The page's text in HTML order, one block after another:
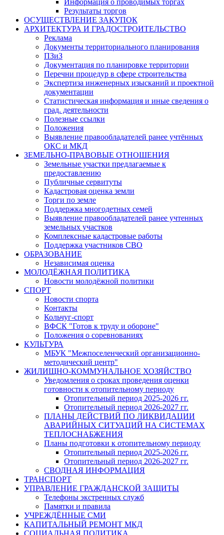
Информация о проводимых торгах
Результаты торгов
ОСУЩЕСТВЛЕНИЕ ЗАКУПОК
АРХИТЕКТУРА И ГРАДОСТРОИТЕЛЬСТВО
Реклама
Документы территориального планирования
ПЗиЗ
Документация по планировке территории
Перечни процедур в сфере строительства
Экспертиза инженерных изысканий и проектной
документации
Статистическая информация и иные сведения о
град. деятельности
Полезные ссылки
Положения
Выявление правообладателей ранее учтённых
ОКС и МКД
ЗЕМЕЛЬНО-ПРАВОВЫЕ ОТНОШЕНИЯ
Земельные участки предлагаемые к
предоставлению
Публичные сервитуты
Кадастровая оценка земли
Торги по земле
Поддержка многодетных семей
Выявление правообладателей ранее учтенных
земельных участков
Комплексные кадастровые работы
Поддержка участников СВО
ОБРАЗОВАНИЕ
Независимая оценка
МОЛОДЁЖНАЯ ПОЛИТИКА
Новости молодёжной политики
СПОРТ
Новости спорта
Контакты
Кольчуг-спорт
ВФСК "Готов к труду и обороне"
Положения о соревнованиях
КУЛЬТУРА
МБУК "Межпоселенческий организационно-
методический центр"
ЖИЛИЩНО-КОММУНАЛЬНОЕ ХОЗЯЙСТВО
Уведомления о сроках проведения оценки
готовности к отопительному периоду
Отопительный период 2025-2026 гг.
Отопительный период 2026-2027 гг.
ПЛАНЫ ДЕЙСТВИЙ ПО ЛИКВИДАЦИИ
АВАРИЙНЫХ СИТУАЦИЙ НА СИСТЕМАХ
ТЕПЛОСНАБЖЕНИЯ
Планы подготовки к отопительному периоду
Отопительный период 2025-2026 гг.
Отопительный период 2026-2027 гг.
СВОДНАЯ ИНФОРМАЦИЯ
ТРАНСПОРТ
УПРАВЛЕНИЕ ГРАЖДАНСКОЙ ЗАЩИТЫ
Телефоны экстренных служб
Памятки и правила
УЧРЕЖДЁННЫЕ СМИ
КАПИТАЛЬНЫЙ РЕМОНТ МКД
СОЦИАЛЬНАЯ ПОЛИТИКА